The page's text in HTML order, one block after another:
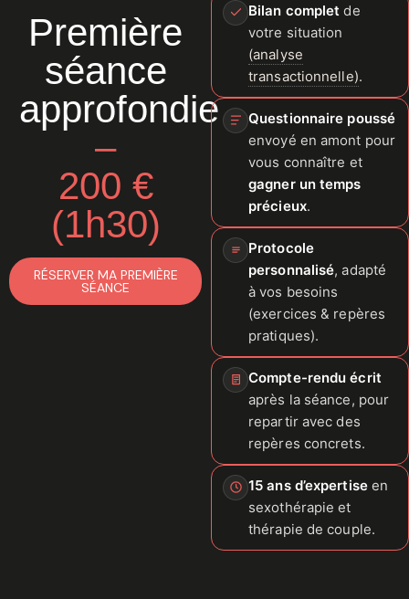
Première
séance
approfondie
–
200 €
(1h30)
RÉSERVER MA PREMIÈRE
SÉANCE
Bilan complet de
votre situation
(analyse
transactionnelle).
Questionnaire poussé
envoyé en amont pour
vous connaître et
gagner un temps
précieux.
Protocole
personnalisé, adapté
à vos besoins
(exercices & repères
pratiques).
Compte-rendu écrit
après la séance, pour
repartir avec des
repères concrets.
15 ans d’expertiseen
sexothérapie et
thérapie de couple.